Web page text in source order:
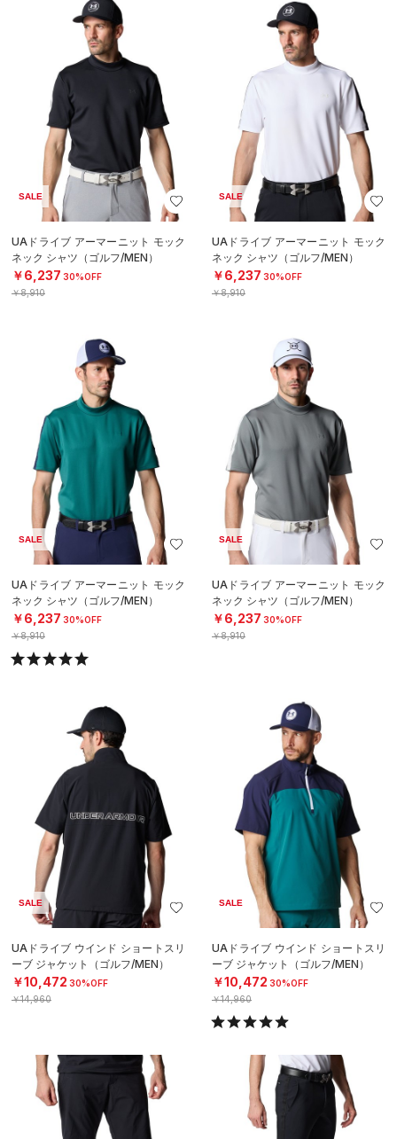
SALE
UAドライブ アーマーニット モック
ネック シャツ（ゴルフ/MEN）
￥6,237 30%OFF
￥8,910
SALE
UAドライブ アーマーニット モック
ネック シャツ（ゴルフ/MEN）
￥6,237 30%OFF
￥8,910
SALE
UAドライブ アーマーニット モック
ネック シャツ（ゴルフ/MEN）
￥6,237 30%OFF
￥8,910
SALE
UAドライブ アーマーニット モック
ネック シャツ（ゴルフ/MEN）
￥6,237 30%OFF
￥8,910
SALE
UAドライブ ウインド ショートスリ
ーブ ジャケット（ゴルフ/MEN）
￥10,472 30%OFF
￥14,960
SALE
UAドライブ ウインド ショートスリ
ーブ ジャケット（ゴルフ/MEN）
￥10,472 30%OFF
￥14,960